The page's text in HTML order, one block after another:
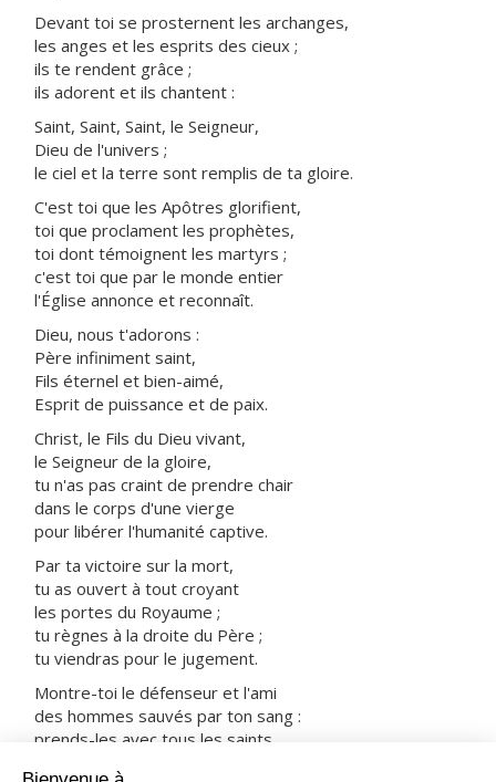
Devant toi se prosternent les archanges,
les anges et les esprits des cieux ;
ils te rendent grâce ;
ils adorent et ils chantent :
Saint, Saint, Saint, le Seigneur,
Dieu de l'univers ;
le ciel et la terre sont remplis de ta gloire.
C'est toi que les Apôtres glorifient,
toi que proclament les prophètes,
toi dont témoignent les martyrs ;
c'est toi que par le monde entier
l'Église annonce et reconnaît.
Dieu, nous t'adorons :
Père infiniment saint,
Fils éternel et bien-aimé,
Esprit de puissance et de paix.
Christ, le Fils du Dieu vivant,
le Seigneur de la gloire,
tu n'as pas craint de prendre chair
dans le corps d'une vierge
pour libérer l'humanité captive.
Par ta victoire sur la mort,
tu as ouvert à tout croyant
les portes du Royaume ;
tu règnes à la droite du Père ;
tu viendras pour le jugement.
Montre-toi le défenseur et l'ami
des hommes sauvés par ton sang :
prends-les avec tous les saints